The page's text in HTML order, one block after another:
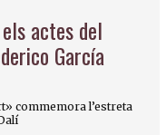
actes del
García
commemora l’estreta